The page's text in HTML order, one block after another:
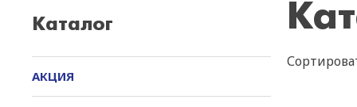
Каталог
АКЦИЯ